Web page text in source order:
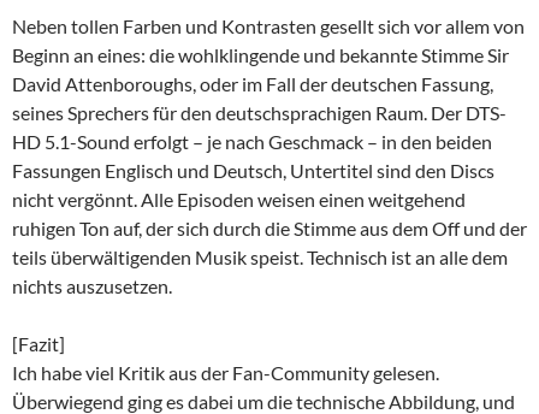
Neben tollen Farben und Kontrasten gesellt sich vor allem von
Beginn an eines: die wohlklingende und bekannte Stimme Sir
David Attenboroughs, oder im Fall der deutschen Fassung,
seines Sprechers für den deutschsprachigen Raum. Der DTS-
HD 5.1-Sound erfolgt – je nach Geschmack – in den beiden
Fassungen Englisch und Deutsch, Untertitel sind den Discs
nicht vergönnt. Alle Episoden weisen einen weitgehend
ruhigen Ton auf, der sich durch die Stimme aus dem Off und der
teils überwältigenden Musik speist. Technisch ist an alle dem
nichts auszusetzen.
[Fazit]
Ich habe viel Kritik aus der Fan-Community gelesen.
Überwiegend ging es dabei um die technische Abbildung, und